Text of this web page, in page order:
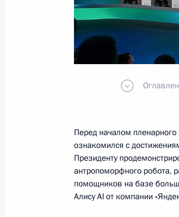
Встреча с Министром
20 ноября 2025 года, 14:45
Встреча с
Конференция
19 ноября 2025 года, 20:50
Перед началом
ознакомился с
Президенту
антропоморфного робота,
помощников на базе
Алису AI от компании